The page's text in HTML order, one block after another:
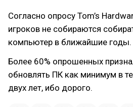
Согласно опросу Tom’s
игроков не собираются
компьютер в ближайшие годы.
Более 60% опрошенных
обновлять ПК как минимум в
двух лет, ибо дорого.